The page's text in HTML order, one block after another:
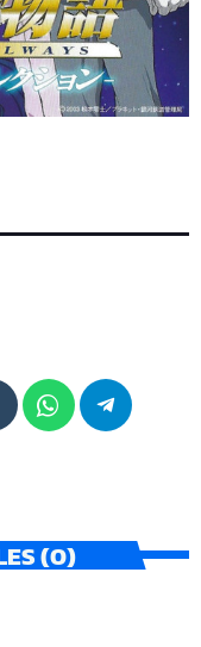
(0)